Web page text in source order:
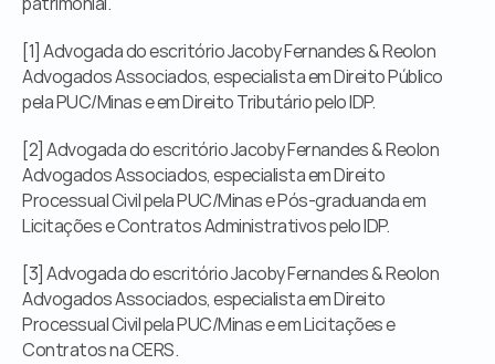
[1] Advogada do escritório Jacoby Fernandes & Reolon
Advogados Associados, especialista em Direito Público
pela PUC/Minas e em Direito Tributário pelo IDP.
[2] Advogada do escritório Jacoby Fernandes & Reolon
Advogados Associados, especialista em Direito
Processual Civil pela PUC/Minas e Pós-graduanda em
Licitações e Contratos Administrativos pelo IDP.
[3] Advogada do escritório Jacoby Fernandes & Reolon
Advogados Associados, especialista em Direito
Processual Civil pela PUC/Minas e em Licitações e
Contratos na CERS.